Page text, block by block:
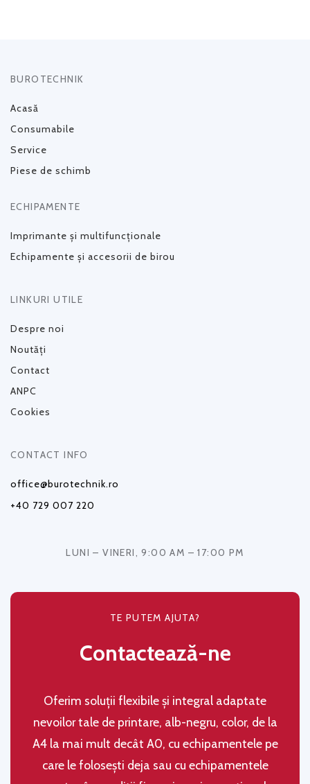
BUROTECHNIK
Acasă
Consumabile
Service
Piese de schimb
ECHIPAMENTE
Imprimante și multifuncționale
Echipamente și accesorii de birou
LINKURI UTILE
Despre noi
Noutăți
Contact
ANPC
Cookies
CONTACT INFO
office@burotechnik.ro
+40 729 007 220
LUNI – VINERI, 9:00 AM – 17:00 PM
TE PUTEM AJUTA?
Contactează-ne
Oferim soluţii flexibile şi integral adaptate
nevoilor tale de printare, alb-negru, color, de la
A4 la mai mult decât A0, cu echipamentele pe
care le folosești deja sau cu echipamentele